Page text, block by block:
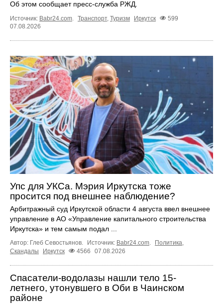
Об этом сообщает пресс‑служба РЖД.
Источник: Babr24.com. Транспорт, Туризм Иркутск
599
07.08.2026
Упс для УКСа. Мэрия Иркутска тоже
просится под внешнее наблюдение?
Арбитражный суд Иркутской области 4 августа ввел внешнее
управление в АО «Управление капитального строительства
Иркутска» и тем самым подал ...
Автор: Глеб Севостьянов. Источник: Babr24.com. Политика,
Скандалы
Иркутск 4566 07.08.2026
Спасатели-водолазы нашли тело 15-
летнего, утонувшего в Оби в Чаинском
районе